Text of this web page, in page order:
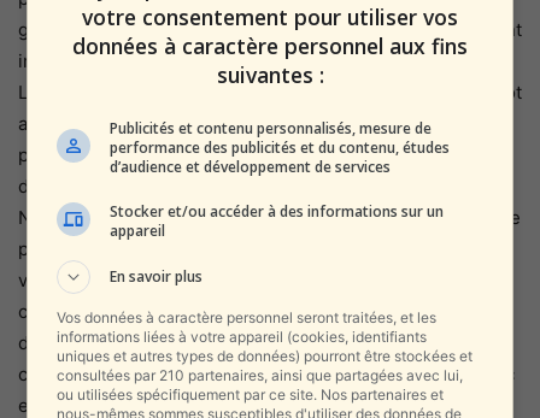
guerres que ses voisins exterminateurs en esprit, le lui ont
imposées. Bah oui ! On n’est plus avant 1948 !!!
Le film de Pierre Rehov m’a aussi fait comprendre ou plutôt
a confirmé dans mon esprit que la seule alternative du
peuple juif et donc d’Israël est la lucidité constante et la
détermination implacable bref, celles qu’emploie Benjamin
Netanyahou. Or sans celles-ci, il n’y a pas de salut possible
pour ce peuple très particulier. C’est sa seule stratégie
valable, et pour l’éternité … car pour l’éternité, il est à
craindre que jamais l’antisémitisme disparaîtra. Car si ces
deux qualités, un jour, venaient à n’être plus considérées
comme évidence de survie, alors ce sont les Juifs, et avec
eux Israël, qui cette fois disparaîtraient ! Ceux qu’on
votre consentement pour utiliser vos
données à caractère personnel aux fins
suivantes :
Publicités et contenu personnalisés, mesure de
performance des publicités et du contenu, études
d’audience et développement de services
Stocker et/ou accéder à des informations sur un
appareil
En savoir plus
Vos données à caractère personnel seront traitées, et les
informations liées à votre appareil (cookies, identifiants
uniques et autres types de données) pourront être stockées et
consultées par 210 partenaires, ainsi que partagées avec lui,
ou utilisées spécifiquement par ce site. Nos partenaires et
nous-mêmes sommes susceptibles d'utiliser des données de